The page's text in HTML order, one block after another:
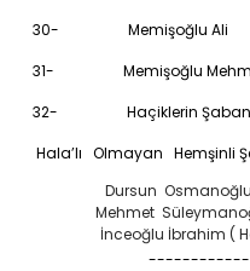
30- Memişoğlu Ali
31- Memişoğlu
32- Haçiklerin Şaban
Hala’lı Olmayan Hemşinli
Dursun
Mehmet
İnceoğlu İbrahim (